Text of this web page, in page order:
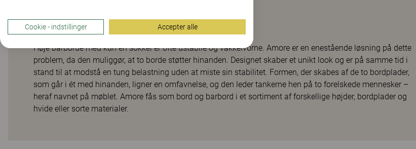
Amore
Høje barborde med kun én sokkel er ofte ustabile og vakkelvorne. Amore er en enestående løsning på dette
problem, da den muliggør, at to borde støtter hinanden. Designet skaber et unikt look og er på samme tid i
stand til at modstå en tung belastning uden at miste sin stabilitet. Formen, der skabes af de to bordplader,
som går i ét med hinanden, ligner en omfavnelse, og den leder tankerne hen på to forelskede mennesker –
heraf navnet på møblet. Amore fås som bord og barbord i et sortiment af forskellige højder, bordplader og
hvide eller sorte materialer.
Cookie - indstillinger Accepter alle